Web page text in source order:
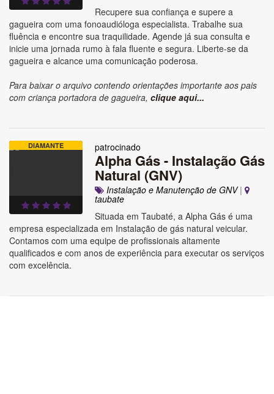
Recupere sua confiança e supere a
gagueira com uma fonoaudióloga especialista. Trabalhe sua
fluência e encontre sua traquilidade. Agende já sua consulta e
inicie uma jornada rumo à fala fluente e segura. Liberte-se da
gagueira e alcance uma comunicação poderosa.
Para baixar o arquivo contendo orientações importante aos pais
com criança portadora de gagueira, clique aqui...
DIAMANTE patrocinado
Alpha Gás - Instalação Gás
Natural (GNV)
Instalação e Manutenção de GNV|
taubate
Situada em Taubaté, a Alpha Gás é uma
empresa especializada em Instalação de gás natural veicular.
Contamos com uma equipe de profissionais altamente
qualificados e com anos de experiência para executar os serviços
com excelência.